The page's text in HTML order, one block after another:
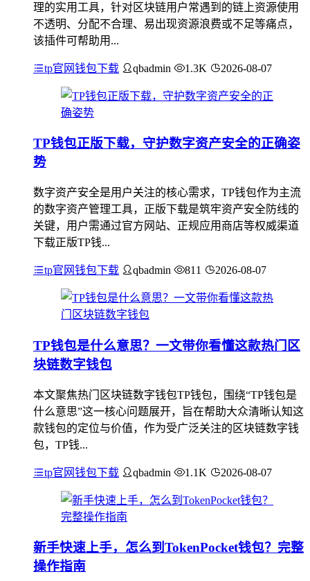
理的实用工具，针对区块链用户常遇到的链上资源使用
不透明、分配不合理、易出现资源浪费或不足等痛点，
该插件可帮助用...
tp官网钱包下载 qbadmin 1.3K 2026-08-07
TP钱包正版下载，守护数字资产安全的正确姿
势
数字资产安全是用户关注的核心需求，TP钱包作为主流
的数字资产管理工具，正版下载是筑牢资产安全防线的
关键，用户需通过官方网站、正规应用商店等权威渠道
下载正版TP钱...
tp官网钱包下载 qbadmin 811 2026-08-07
TP钱包是什么意思？一文带你看懂这款热门区
块链数字钱包
本文聚焦热门区块链数字钱包TP钱包，围绕“TP钱包是
什么意思”这一核心问题展开，旨在帮助大众清晰认知这
款钱包的定位与价值，作为受广泛关注的区块链数字钱
包，TP钱...
tp官网钱包下载 qbadmin 1.1K 2026-08-07
新手快速上手，怎么到TokenPocket钱包？完整
操作指南